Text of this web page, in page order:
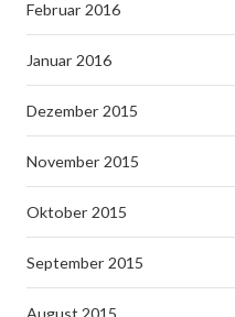
Februar 2016
Januar 2016
Dezember 2015
November 2015
Oktober 2015
September 2015
August 2015